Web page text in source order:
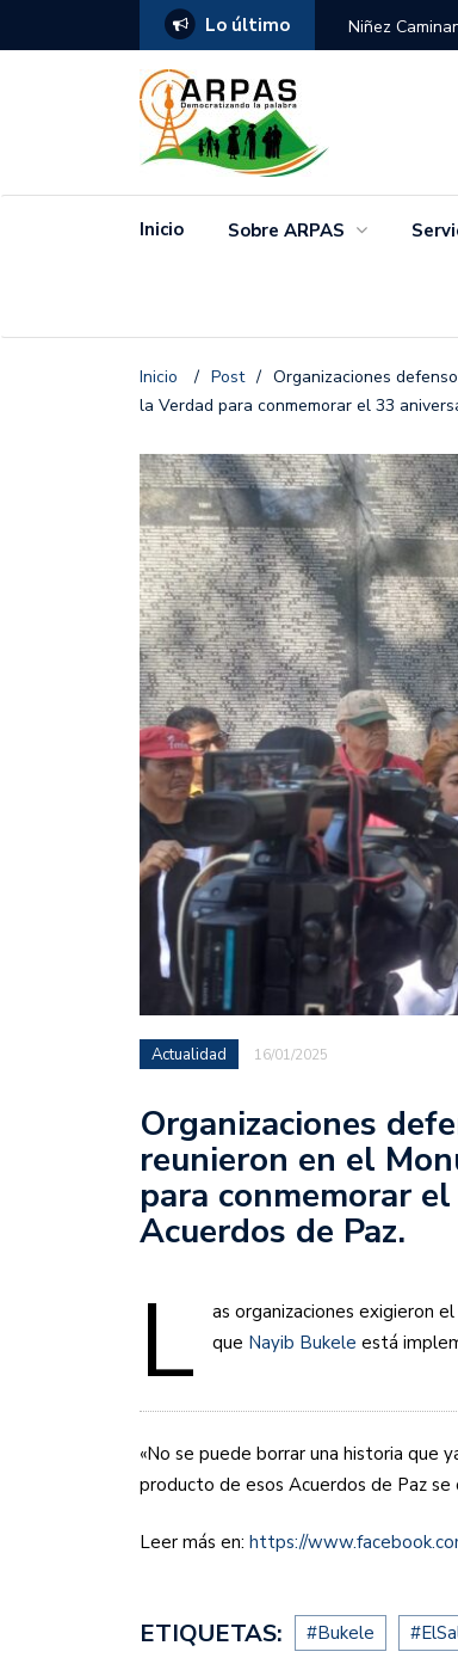
Lo último Niñez
Inicio Sobre ARPAS
Inicio / Post / Organizaciones
la Verdad para conmemorar el 33
Actualidad 16/01/2025
Organizaciones
reunieron en el
para conmemorar
Acuerdos de Paz.
L
as organizaciones exigieron
que Nayib Bukele está
«No se puede borrar una historia que
producto de esos Acuerdos de Paz se
Leer más en: https://
ETIQUETAS: #Bukele